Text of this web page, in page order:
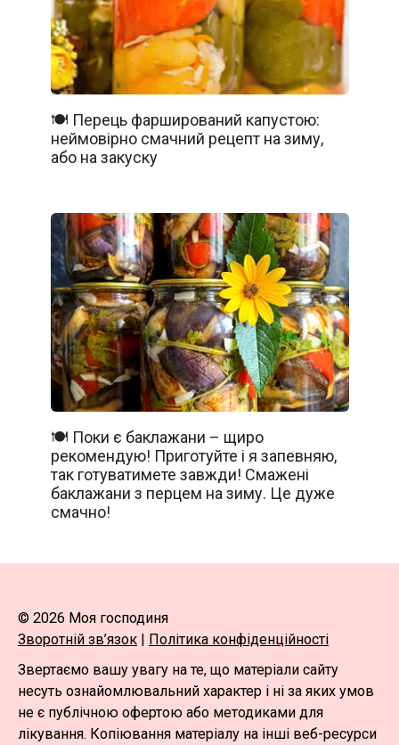
🍽️ Перець фарширований капустою:
неймовірно смачний рецепт на зиму,
або на закуску
🍽️ Поки є баклажани – щиро
рекомендую! Приготуйте і я запевняю,
так готуватимете завжди! Смажені
баклажани з перцем на зиму. Це дуже
смачно!
© 2026 Моя господиня
Зворотній зв’язок
Політика конфіденційності
Звертаємо вашу увагу на те, що матеріали сайту
несуть ознайомлювальний характер і ні за яких умов
не є публічною офертою або методиками для
лікування. Копіювання матеріалу на інші веб-ресурси